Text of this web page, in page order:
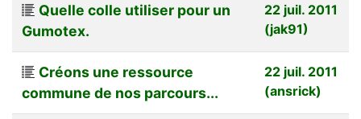
Quelle colle utiliser pour un
Gumotex.
22 juil. 2011
(jak91)
Créons une ressource
commune de nos parcours...
22 juil. 2011
(ansrick)